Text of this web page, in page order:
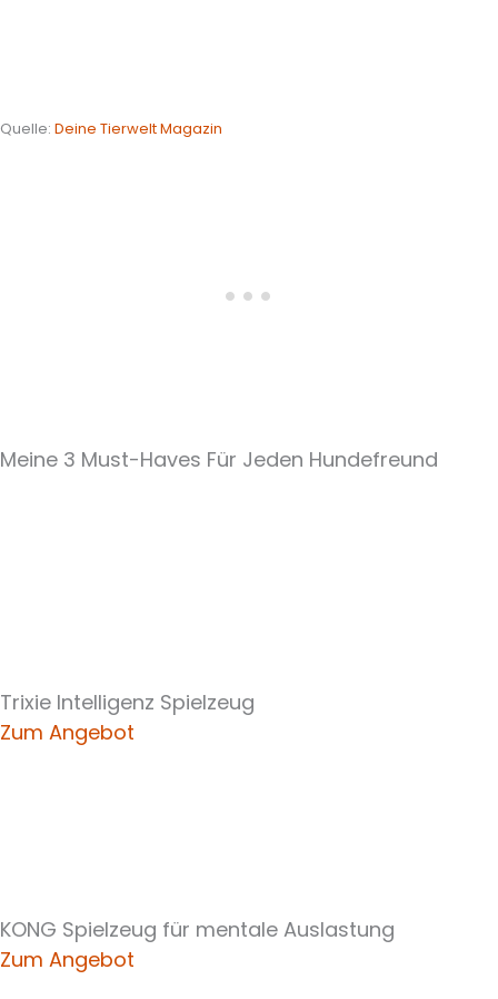
Quelle: Deine Tierwelt Magazin
Meine 3 Must-Haves Für Jeden Hundefreund​
Trixie Intelligenz Spielzeug
Zum Angebot
KONG Spielzeug für mentale Auslastung
Zum Angebot